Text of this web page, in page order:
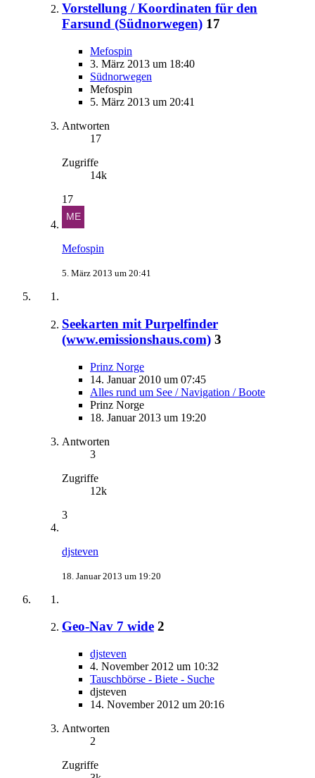
Vorstellung / Koordinaten für den
Farsund (Südnorwegen) 17
Mefospin
3. März 2013 um 18:40
Südnorwegen
Mefospin
5. März 2013 um 20:41
Antworten
17
Zugriffe
14k
17
Mefospin
5. März 2013 um 20:41
Seekarten mit Purpelfinder
(www.emissionshaus.com) 3
Prinz Norge
14. Januar 2010 um 07:45
Alles rund um See / Navigation / Boote
Prinz Norge
18. Januar 2013 um 19:20
Antworten
3
Zugriffe
12k
3
djsteven
18. Januar 2013 um 19:20
Geo-Nav 7 wide 2
djsteven
4. November 2012 um 10:32
Tauschbörse - Biete - Suche
djsteven
14. November 2012 um 20:16
Antworten
2
Zugriffe